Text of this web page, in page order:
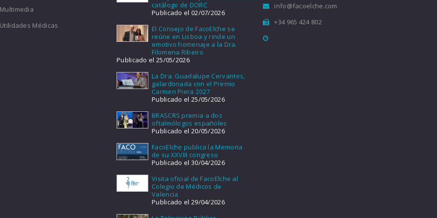
Multimedia
Utilidades Médicas
catálogo de DORC
Publicado el 02/07/2026
El Consejo de FacoElche se
reúne en Lisboa y rinde un
emotivo homenaje a la Dra.
Filomena Ribeiro
Publicado el 25/05/2026
La Dra. Guadalupe Cervantes,
galardonada con el Premio
Carmen Piera 2027
Publicado el 25/05/2026
BRASCRS premia a dos
oftalmólogos españoles
Publicado el 20/05/2026
FacoElche publica la Memoria
de su XXVIII congreso
Publicado el 30/04/2026
Visita oficial de FacoElche al
Colegio de Médicos de
Valencia
Publicado el 29/04/2026
info@facoelche.com
+34 965 424 802